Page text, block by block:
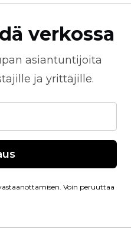
verkossa
asiantuntijoita
ja yrittäjille.
Voin peruuttaa